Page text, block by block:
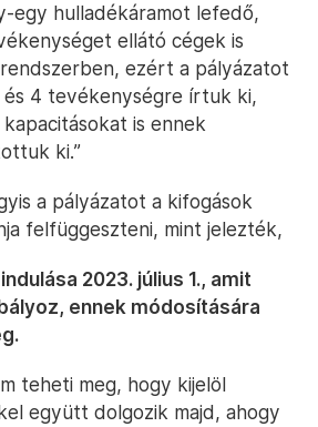
egy hulladékáramot lefedő,
ellátó cégek is
ezért a pályázatot
és 4 tevékenységre írtuk ki,
is ennek
ki.”
a pályázatot a kifogások
felfüggeszteni, mint jelezték,
2023. július 1., amit
ennek módosítására
teheti meg, hogy kijelöl
együtt dolgozik majd, ahogy